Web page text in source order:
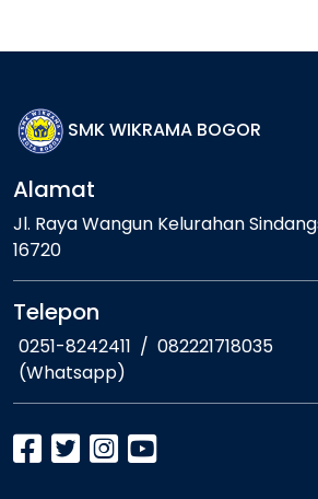
SMK WIKRAMA BOGOR
Alamat
Jl. Raya Wangun Kelurahan
16720
Telepon
0251-8242411 / 082221718035
(Whatsapp)